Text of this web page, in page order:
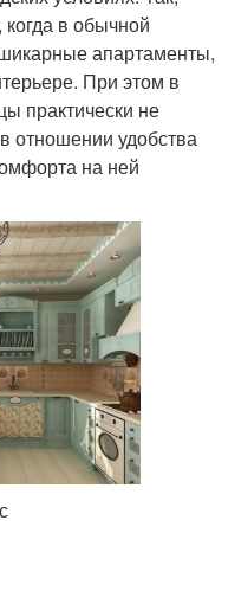
в обычной
апартаменты,
При этом в
практически не
отношении удобства
на ней